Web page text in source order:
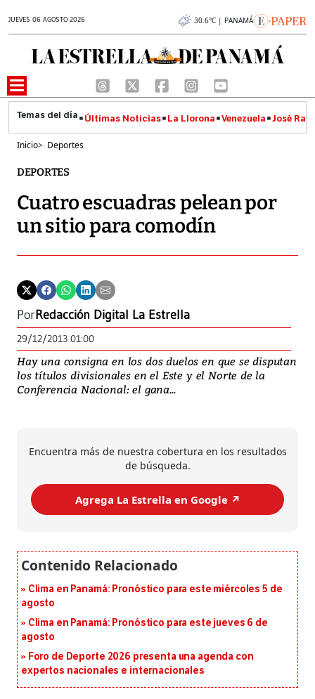
JUEVES 06 AGOSTO 2026 30.6°C | PANAMÁ
Últimas Noticias La Llorona Venezuela José
Inicio> Deportes
DEPORTES
Cuatro escuadras pelean por
un sitio para comodín
PorRedacción Digital La Estrella
29/12/2013 01:00
Hay una consigna en los dos duelos en que se disputan
los títulos divisionales en el Este y el Norte de la
Conferencia Nacional: el gana...
Encuentra más de nuestra cobertura en los resultados
de búsqueda.
Agrega La Estrella en Google ↗️
Clima en Panamá: Pronóstico para este miércoles 5 de
agosto
Clima en Panamá: Pronóstico para este jueves 6 de
agosto
Foro de Deporte 2026 presenta una agenda con
expertos nacionales e internacionales